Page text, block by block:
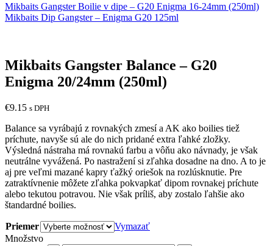
Mikbaits Gangster Boilie v dipe – G20 Enigma 16-24mm (250ml)
Mikbaits Dip Gangster – Enigma G20 125ml
Mikbaits Gangster Balance – G20
Enigma 20/24mm (250ml)
€9.15 s DPH
Balance sa vyrábajú z rovnakých zmesí a AK ako boilies tiež
príchute, navyše sú ale do nich pridané extra ľahké zložky.
Výsledná nástraha má rovnakú farbu a vôňu ako návnady, je však
neutrálne vyvážená. Po nastražení si zľahka dosadne na dno. A to je
aj pre veľmi mazané kapry ťažký oriešok na rozlúsknutie. Pre
zatraktívnenie môžete zľahka pokvapkať dipom rovnakej príchute
alebo tekutou potravou. Nie však príliš, aby zostalo ľahšie ako
štandardné boilies.
Priemer
Vymazať
Množstvo